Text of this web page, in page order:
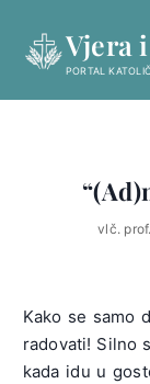
content
Vjera
PORTAL
vlč.
Kako se samo
radovati! Silno
kada idu u